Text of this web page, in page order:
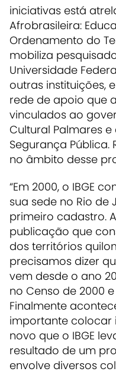
iniciativas está
Afrobrasileira:
Ordenamento do
mobiliza
Universidade
outras instituições,
rede de apoio que
vinculados ao
Cultural Palmares
Segurança Pública.
no âmbito desse
“Em 2000, o IBGE
sua sede no Rio de
primeiro cadastro.
publicação que
dos territórios
precisamos dizer
vem desde o ano
no Censo de 2000
Finalmente
importante colocar
novo que o IBGE
resultado de um
envolve diversos